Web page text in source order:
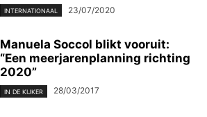
INTERNATIONAAL 23/07/2020
Manuela Soccol blikt vooruit:
“Een meerjarenplanning richting
2020”
IN DE KIJKER 28/03/2017